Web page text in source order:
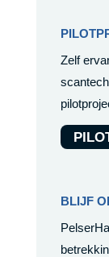
Zelf
BLIJF